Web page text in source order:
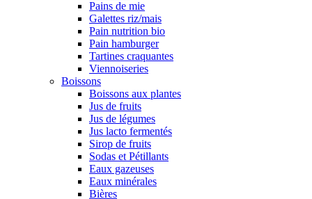
Pains de mie
Galettes riz/mais
Pain nutrition bio
Pain hamburger
Tartines craquantes
Viennoiseries
Boissons
Boissons aux plantes
Jus de fruits
Jus de légumes
Jus lacto fermentés
Sirop de fruits
Sodas et Pétillants
Eaux gazeuses
Eaux minérales
Bières